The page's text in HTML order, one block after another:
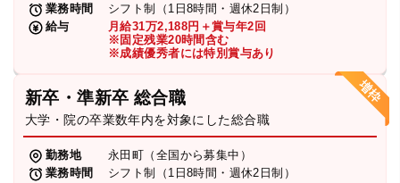
業務時間
シフト制（1日8時間・週休2日制）
給与
月給31万2,188円＋賞与年2回
※固定残業20時間含む
※成績優秀者には特別賞与あり
新卒・準新卒 総合職
大学・院の卒業数年内を対象にした総合職
勤務地
永田町（全国から募集中）
業務時間
シフト制（1日8時間・週休2日制）
解決実績
弁護士・税理士
費用